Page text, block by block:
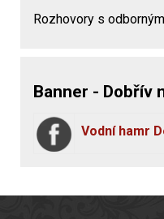
Rozhovory s
Banner - Dobřív
Vodní hamr